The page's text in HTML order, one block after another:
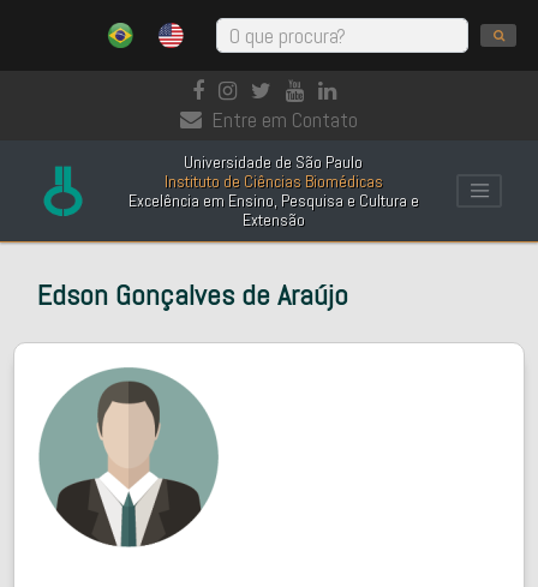
Entre em Contato
Universidade de São Paulo
Instituto de Ciências Biomédicas
Excelência em Ensino, Pesquisa e Cultura e
Extensão
Edson Gonçalves de Araújo